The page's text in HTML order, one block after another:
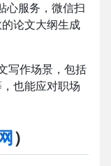
心服务，微信扫
论文大纲生成
写作场景，包括
也能应对职场
）